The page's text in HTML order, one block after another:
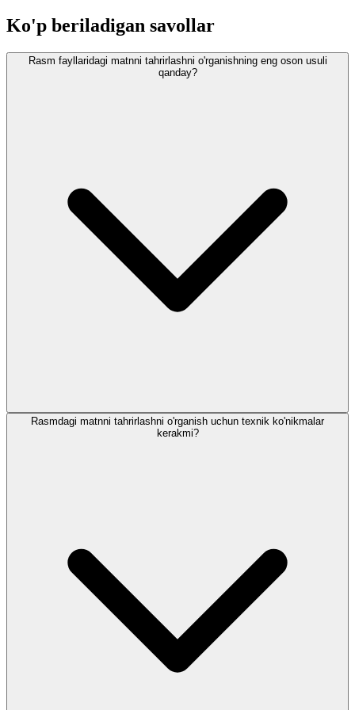
Ko'p beriladigan savollar
Rasm fayllaridagi matnni tahrirlashni o'rganishning eng oson usuli
qanday?
Rasmdagi matnni tahrirlashni o'rganish uchun texnik ko'nikmalar
kerakmi?